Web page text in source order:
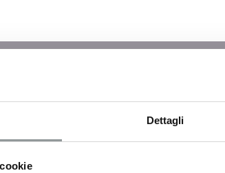
DettagliCognome*